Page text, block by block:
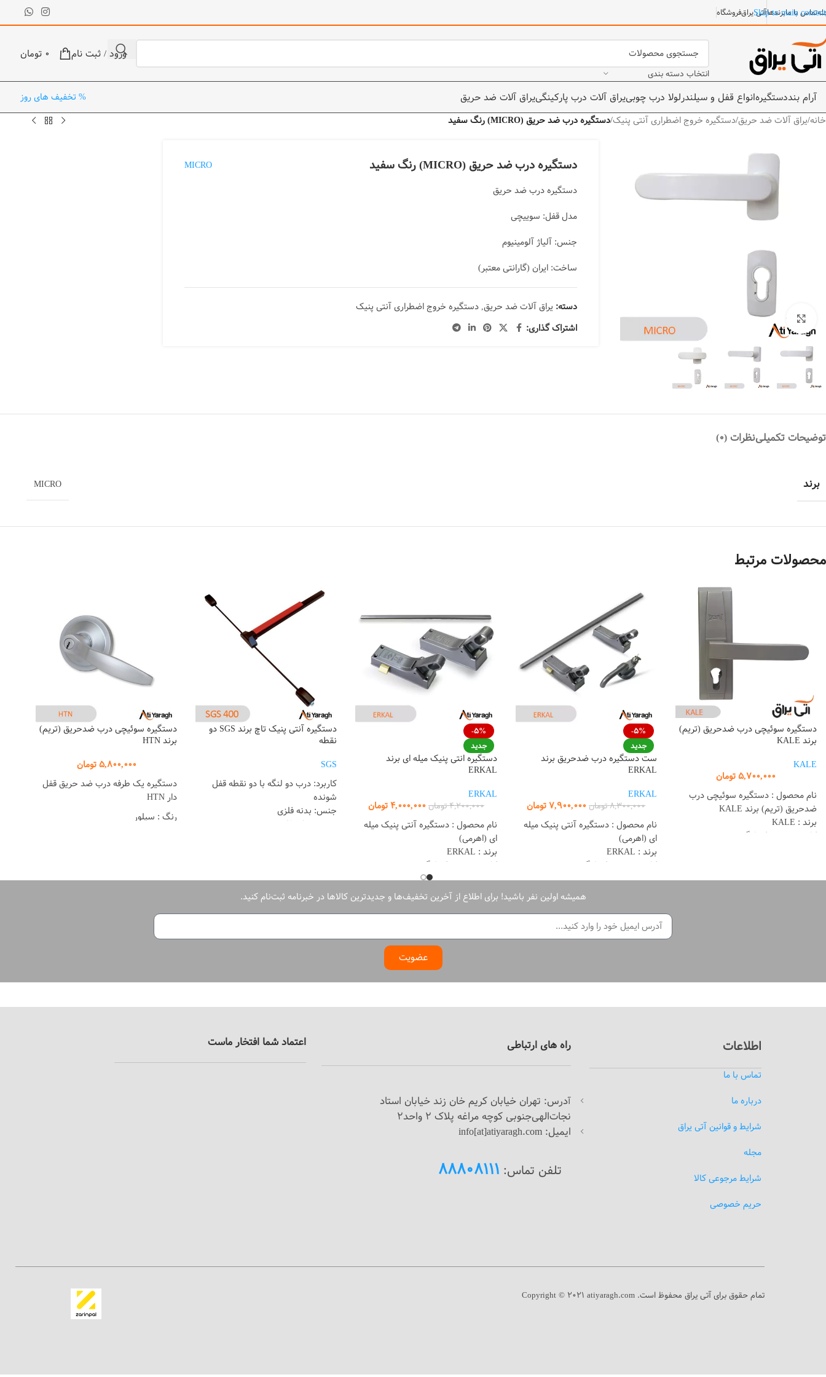
Skip to main content
تماس با مابرندهاآتی یراقفروشگاه
انتخاب دسته بندی
ورود / ثبت نام 0 تومان
آرام بنددستگیرهانواع قفل و سیلندرلولا درب چوبییراق آلات درب پارکینگییراق آلات ضد حریق
% تخفیف های روز
خانه/یراق آلات ضد حریق/دستگیره خروج اضطراری آنتی پنیک/دستگیره درب ضد حریق (MICRO) رنگ سفید
بزرگنمایی تصویر
MICRO دستگیره درب ضد حریق (MICRO) رنگ سفید
دستگیره درب ضد حریق
مدل قفل: سوییچی
جنس: آلیاژ آلومینیوم
ساخت: ایران (گارانتی معتبر)
دسته: یراق آلات ضد حریق,دستگیره خروج اضطراری آنتی پنیک
اشتراک گذاری:
توضیحات تکمیلینظرات (0)
برند MICRO
محصولات مرتبط
دستگیره سوئیچی درب ضدحریق (تریم)
برند KALE
KALE
5,700,000تومان
نام محصول : دستگیره سوئیچی درب
ضدحریق (تریم) برند KALE
برند : KALE
کاربرد : درب تک لنگه
-5%
جدید
ست دستگیره درب ضدحریق برند
ERKAL
ERKAL
8,300,000تومان 7,900,000تومان
نام محصول : دستگیره آنتی پنیک میله
ای (اهرمی)
برند : ERKAL
کاربرد : درب تک لنگه
رنگ : سیلور
-5%
جدید
دستگیره انتی پنیک میله ای برند
ERKAL
ERKAL
4,200,000تومان4,000,000 تومان
نام محصول : دستگیره آنتی پنیک میله
ای (اهرمی)
برند : ERKAL
کاربرد : درب تک لنگه
رنگ : سیلور
ساخت: ترکیه
دستگیره آنتی پنیک تاچ برند SGS دو
نقطه
SGS
کاربرد: درب دو لنگه با دو نقطه قفل
شونده
جنس: بدنه فلزی
جنس: زبانه فلزی
الکترواستاتیک
پوشش قطعات فلزی آبکاری: کرومات
دستگیره سوئیچی درب ضدحریق (تریم)
برند HTN
5,800,000تومان
دستگیره یک طرفه درب ضد حریق قفل
دار HTN
رنگ : سیلور
همیشه اولین نفر باشید! برای اطلاع از آخرین تخفیف‌ها و جدیدترین کالاها در خبرنامه ثبت‌نام کنید.
عضویت
اطلاعات
تماس با ما
درباره ما
شرایط و قوانین آتی یراق
مجله
شرایط مرجوعی کالا
حریم خصوصی
راه های ارتباطی
آدرس: تهران خیابان کریم خان زند خیابان استاد
نجات‌الهی‌جنوبی کوچه مراغه پلاک 2 واحد2
ایمیل: info[at]atiyaragh.com
تلفن تماس: 88808111
اعتماد شما افتخار ماست
تمام حقوق برای آتی یراق محفوظ است. Copyright © 2021 atiyaragh.com